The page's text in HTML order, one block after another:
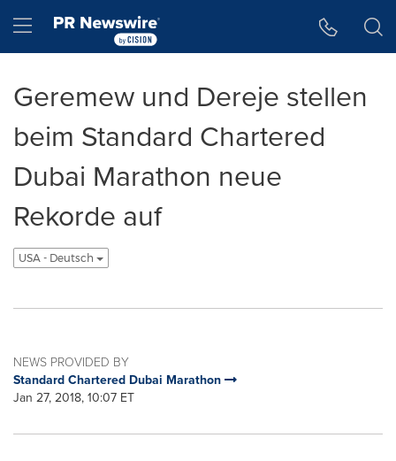
Hamburger menu
Geremew und Dereje stellen
beim Standard Chartered
Dubai Marathon neue
Rekorde auf
USA - Deutsch
NEWS PROVIDED BY
Standard Chartered Dubai Marathon
Jan 27, 2018, 10:07 ET